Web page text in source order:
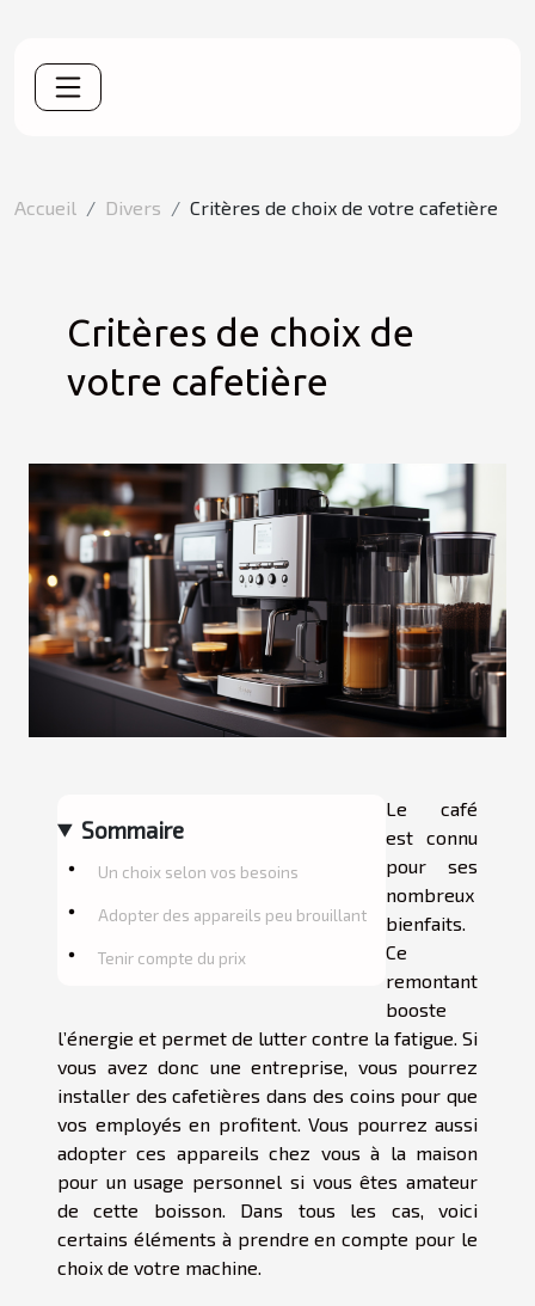
Accueil Divers Critères de choix de votre cafetière
Critères de choix de
votre cafetière
Sommaire
Un choix selon vos besoins
Adopter des appareils peu brouillant
Tenir compte du prix
Le café
est connu
pour ses
nombreux
bienfaits.
Ce
remontant
booste
l’énergie et permet de lutter contre la fatigue. Si
vous avez donc une entreprise, vous pourrez
installer des cafetières dans des coins pour que
vos employés en profitent. Vous pourrez aussi
adopter ces appareils chez vous à la maison
pour un usage personnel si vous êtes amateur
de cette boisson. Dans tous les cas, voici
certains éléments à prendre en compte pour le
choix de votre machine.